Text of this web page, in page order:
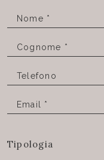
Tipologia